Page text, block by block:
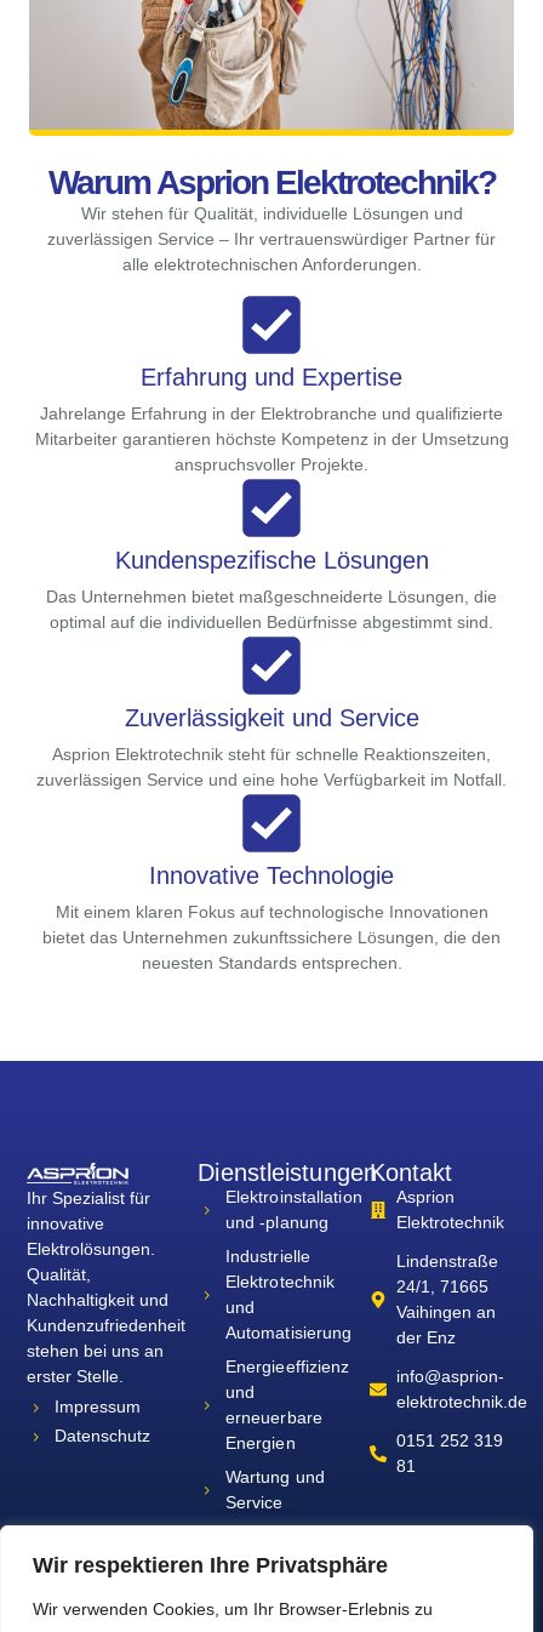
Wir respektieren Ihre Privatsphäre
Wir verwenden Cookies, um Ihr Browser-Erlebnis zu
Warum Asprion Elektrotechnik?
Wir stehen für Qualität, individuelle Lösungen und
zuverlässigen Service – Ihr vertrauenswürdiger Partner für
alle elektrotechnischen Anforderungen.
Erfahrung und Expertise
Jahrelange Erfahrung in der Elektrobranche und qualifizierte
Mitarbeiter garantieren höchste Kompetenz in der Umsetzung
anspruchsvoller Projekte.
Kundenspezifische Lösungen
Das Unternehmen bietet maßgeschneiderte Lösungen, die
optimal auf die individuellen Bedürfnisse abgestimmt sind.
Zuverlässigkeit und Service
Asprion Elektrotechnik steht für schnelle Reaktionszeiten,
zuverlässigen Service und eine hohe Verfügbarkeit im Notfall.
Innovative Technologie
Mit einem klaren Fokus auf technologische Innovationen
bietet das Unternehmen zukunftssichere Lösungen, die den
neuesten Standards entsprechen.
Ihr Spezialist für
innovative
Elektrolösungen.
Qualität,
Nachhaltigkeit und
Kundenzufriedenheit
stehen bei uns an
erster Stelle.
Impressum
Datenschutz
Dienstleistungen
Elektroinstallation
und -planung
Industrielle
Elektrotechnik
und
Automatisierung
Energieeffizienz
und
erneuerbare
Energien
Wartung und
Service
Kommunikationssysteme
Lösungen
Kontakt
Asprion
Elektrotechnik
Lindenstraße
24/1, 71665
Vaihingen an
der Enz
info@asprion-
elektrotechnik.de
0151 252 319
81